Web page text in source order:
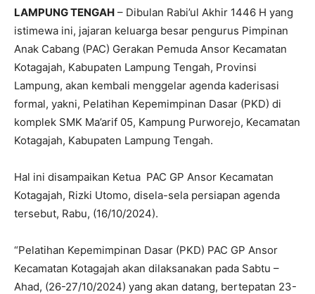
LAMPUNG TENGAH – Dibulan Rabi’ul Akhir 1446 H yang
istimewa ini, jajaran keluarga besar pengurus Pimpinan
Anak Cabang (PAC) Gerakan Pemuda Ansor Kecamatan
Kotagajah, Kabupaten Lampung Tengah, Provinsi
Lampung, akan kembali menggelar agenda kaderisasi
formal, yakni, Pelatihan Kepemimpinan Dasar (PKD) di
komplek SMK Ma’arif 05, Kampung Purworejo, Kecamatan
Kotagajah, Kabupaten Lampung Tengah.
Hal ini disampaikan Ketua PAC GP Ansor Kecamatan
Kotagajah, Rizki Utomo, disela-sela persiapan agenda
tersebut, Rabu, (16/10/2024).
“Pelatihan Kepemimpinan Dasar (PKD) PAC GP Ansor
Kecamatan Kotagajah akan dilaksanakan pada Sabtu –
Ahad, (26-27/10/2024) yang akan datang, bertepatan 23-